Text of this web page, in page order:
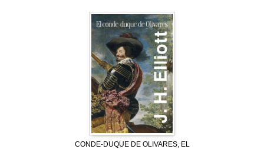
CONDE-DUQUE DE OLIVARES, EL